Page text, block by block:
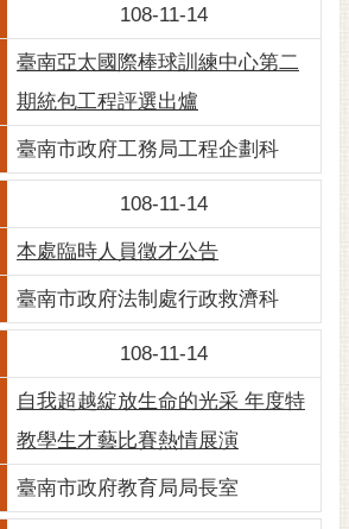
108-11-14
臺南亞太國際棒球訓練中心第二
期統包工程評選出爐
臺南市政府工務局工程企劃科
108-11-14
本處臨時人員徵才公告
臺南市政府法制處行政救濟科
108-11-14
自我超越綻放生命的光采 年度特
教學生才藝比賽熱情展演
臺南市政府教育局局長室